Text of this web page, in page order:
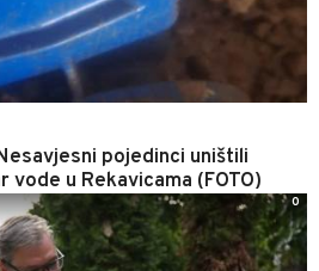
pojedinci uništili
u Rekavicama (FOTO)
0